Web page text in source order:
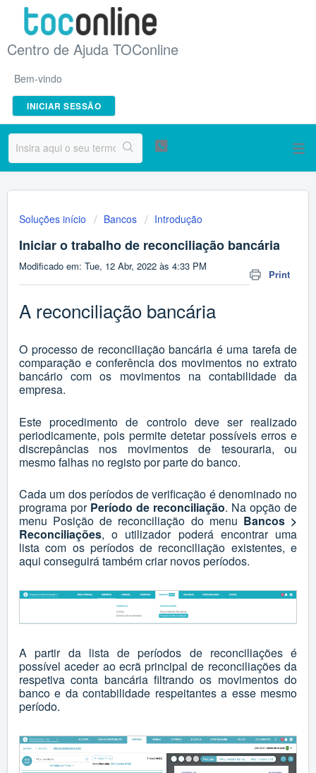
Centro de Ajuda TOConline
Bem-vindo
INICIAR SESSÃO
Soluções início Bancos Introdução
Iniciar o trabalho de reconciliação bancária
Print
Modificado em: Tue, 12 Abr, 2022 às 4:33 PM
A reconciliação bancária
O processo de reconciliação bancária é uma tarefa de
comparação e conferência dos movimentos no extrato
bancário com os movimentos na contabilidade da
empresa.
Este procedimento de controlo deve ser realizado
periodicamente, pois permite detetar possíveis erros e
discrepâncias nos movimentos de tesouraria, ou
mesmo falhas no registo por parte do banco.
Cada um dos períodos de verificação é denominado no
programa por Período de reconciliação. Na opção de
menu Posição de reconciliação do menu Bancos >
Reconciliações, o utilizador poderá encontrar uma
lista com os períodos de reconciliação existentes, e
aqui conseguirá também criar novos períodos.
A partir da lista de períodos de reconciliações é
possível aceder ao ecrã principal de reconciliações da
respetiva conta bancária filtrando os movimentos do
banco e da contabilidade respeitantes a esse mesmo
período.